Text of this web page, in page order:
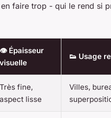
faire trop - qui le rend si
👁️ Épaisseur
visuelle
👟 Usage
Très fine,
aspect lisse
Villes,